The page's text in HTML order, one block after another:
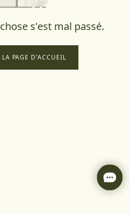
s'est mal passé.
LA PAGE D'ACCUEIL